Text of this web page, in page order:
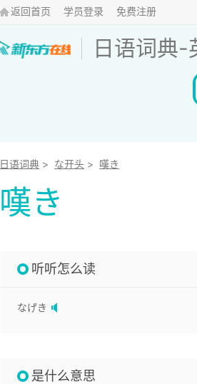
返回首页 学员登录 免费注册
日语词典-
日语词典 > な开头 > 嘆き
嘆き
听听怎么读
なげき
是什么意思